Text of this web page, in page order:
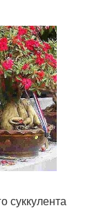
суккулента